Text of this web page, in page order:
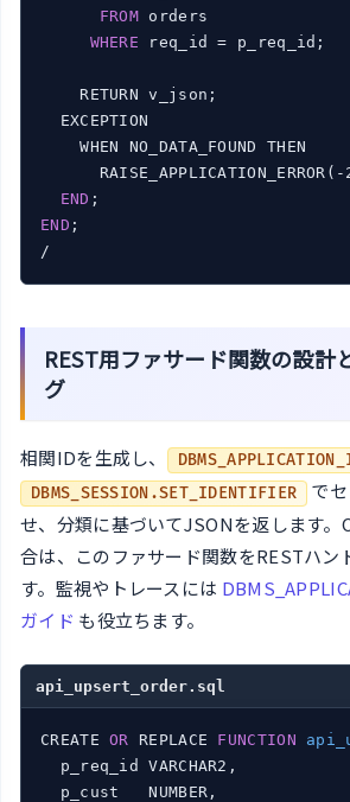
FROM orders
WHERE req_id = p_req_id;
    RETURN v_json;
  EXCEPTION
    WHEN NO_DATA_FOUND THEN
END
END ;
/
REST用ファサード関数の設計
グ
相関IDを生成し、
DBMS_SESSION.SET_IDENTIFIER
で
せ、分類に基づいてJSONを返します。
合は、このファサード関数をRESTハン
す。監視やトレースには
ガイド も役立ちます。
api_upsert_order.sql
CREATE OR REPLACE FUNCTION
  p_req_id VARCHAR2,
  p_cust   NUMBER,